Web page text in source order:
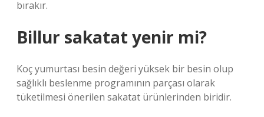
bırakır.
Billur sakatat yenir mi?
Koç yumurtası besin değeri yüksek bir besin olup
sağlıklı beslenme programının parçası olarak
tüketilmesi önerilen sakatat ürünlerinden biridir.